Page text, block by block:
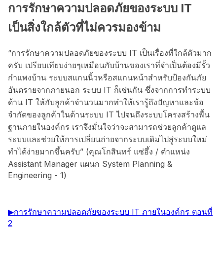
การรักษาความปลอดภัยของระบบ IT
เป็นสิ่งใกล้ตัวที่ไม่ควรมองข้าม
“การรักษาความปลอดภัยของระบบ IT เป็นเรื่องที่ใกล้ตัวมาก
ครับ เปรียบเทียบง่ายๆเหมือนกับบ้านของเราที่จำเป็นต้องมีรั้ว
กำแพงบ้าน ระบบสแกนนิ้วหรือสแกนหน้าสำหรับป้องกันภัย
อันตรายจากภายนอก ระบบ IT ก็เช่นกัน ซึ่งจากการทำระบบ
ด้าน IT ให้กับลูกค้าจำนวนมากทำให้เรารู้ถึงปัญหาและข้อ
จำกัดของลูกค้าในด้านระบบ IT ไปจนถึงระบบโครงสร้างพื้น
ฐานภายในองค์กร เราจึงมั่นใจว่าจะสามารถช่วยลูกค้าดูแล
ระบบและช่วยให้การเปลี่ยนถ่ายจากระบบเดิมไปสู่ระบบใหม่
ทำได้ง่ายมากขึ้นครับ” (คุณโกสินทร์ แซ่อึ้ง / ตำแหน่ง
Assistant Manager แผนก System Planning &
Engineering - 1)
▶การรักษาความปลอดภัยของระบบ IT ภายในองค์กร ตอนที่
2